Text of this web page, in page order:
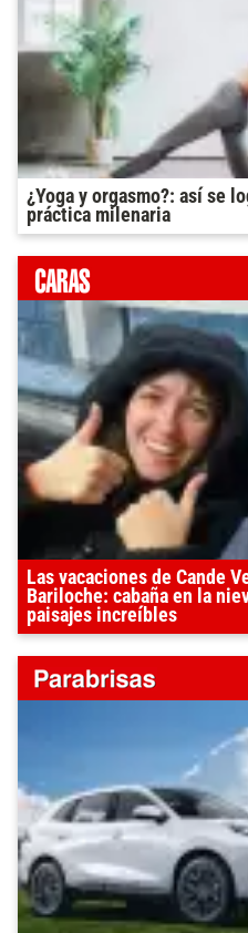
¿Yoga y orgasmo?: así se
práctica milenaria
Las vacaciones de Cande
Bariloche: cabaña en la
paisajes increíbles